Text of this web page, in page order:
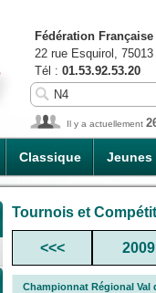
Classique Jeunes
Fédération
22 rue Esquirol,
Tél : 01.53.92.53.20
Il y a actuellement
Tournois et
<<< 2009
Championnat Régional Val